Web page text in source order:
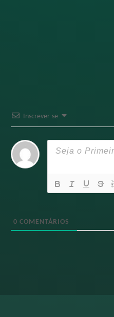
Inscrever-se
0 COMENTÁRIOS